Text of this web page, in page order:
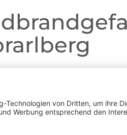
gilt in
ganz